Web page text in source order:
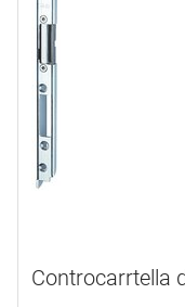
Controcarrtella